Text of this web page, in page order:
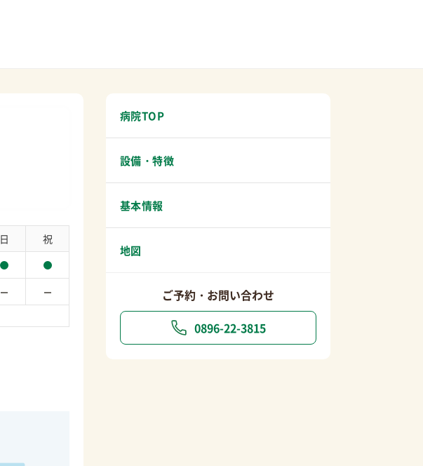
病院TOP
設備・特徴
基本情報
地図
ご予約・お問い合わせ
0896-22-3815
日
祝